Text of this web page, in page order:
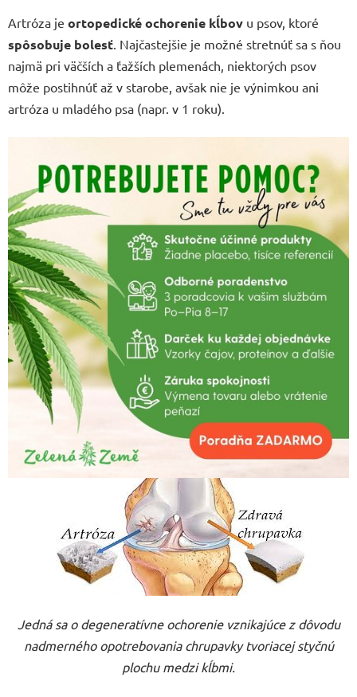
Artróza je ortopedické ochorenie kĺbov u psov, ktoré
spôsobuje bolesť. Najčastejšie je možné stretnúť sa s ňou
najmä pri väčších a ťažších plemenách, niektorých psov
môže postihnúť až v starobe, avšak nie je výnimkou ani
artróza u mladého psa (napr. v 1 roku).
Jedná sa o degeneratívne ochorenie vznikajúce z dôvodu
nadmerného opotrebovania chrupavky tvoriacej styčnú
plochu medzi kĺbmi.